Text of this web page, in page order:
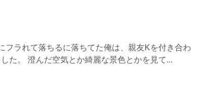
フラれて落ちるに落ちてた俺は、親友Kを付き合わ
た。 澄んだ空気とか綺麗な景色とかを見て...